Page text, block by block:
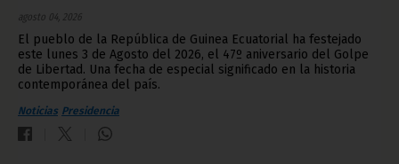
agosto 04, 2026
El pueblo de la República de Guinea Ecuatorial ha festejado
este lunes 3 de Agosto del 2026, el 47º aniversario del Golpe
de Libertad. Una fecha de especial significado en la historia
contemporánea del país.
Noticias Presidencia